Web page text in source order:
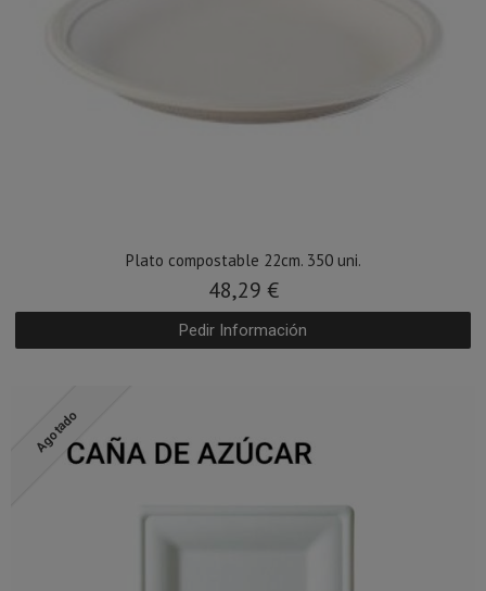
Plato compostable 22cm. 350 uni.
48,29 €
Pedir Información
Agotado